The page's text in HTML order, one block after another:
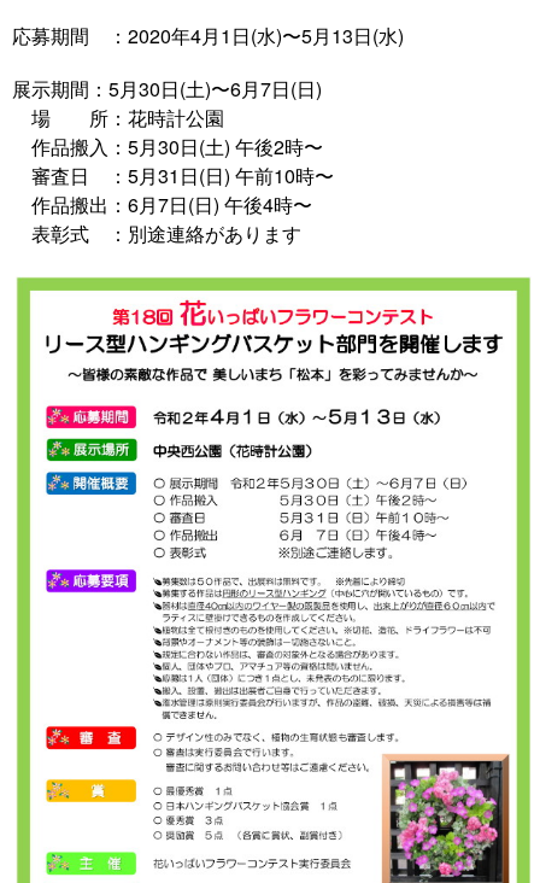
応募期間 ：2020年4月1日(水)〜5月13日(水)
展示期間：5月30日(土)〜6月7日(日)
場 所：花時計公園
作品搬入：5月30日(土) 午後2時〜
審査日 ：5月31日(日) 午前10時〜
作品搬出：6月7日(日) 午後4時〜
表彰式 ：別途連絡があります